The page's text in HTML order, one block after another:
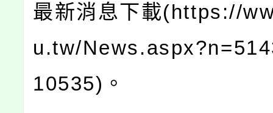
最新消息下載(https://
u.tw/
10535)。